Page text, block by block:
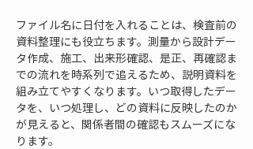
ファイル名に日付を入れることは、検査前の
資料整理にも役立ちます。測量から設計デー
タ作成、施工、出来形確認、是正、再確認ま
での流れを時系列で追えるため、説明資料を
組み立てやすくなります。いつ取得したデー
タを、いつ処理し、どの資料に反映したのか
が見えると、関係者間の確認もスムーズにな
ります。